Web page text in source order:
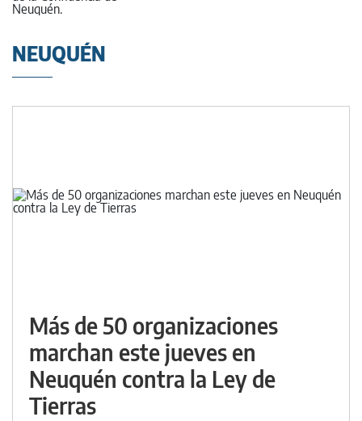
NEUQUÉN
Más de 50 organizaciones
marchan este jueves en
Neuquén contra la Ley de
Tierras